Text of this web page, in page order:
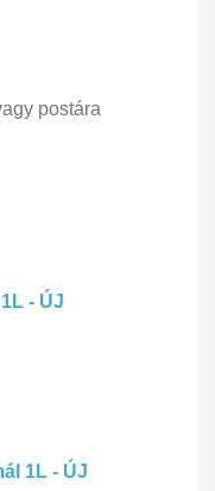
postára
- ÚJ
1L - ÚJ